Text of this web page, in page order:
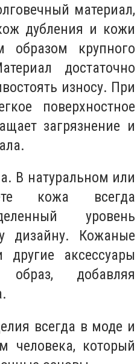
материал,
дубления и кожи
образом крупного
достаточно
износу. При
поверхностное
загрязнение и
В натуральном или
кожа всегда
уровень
дизайну. Кожаные
аксессуары
добавляя
всегда в моде и
человека, который